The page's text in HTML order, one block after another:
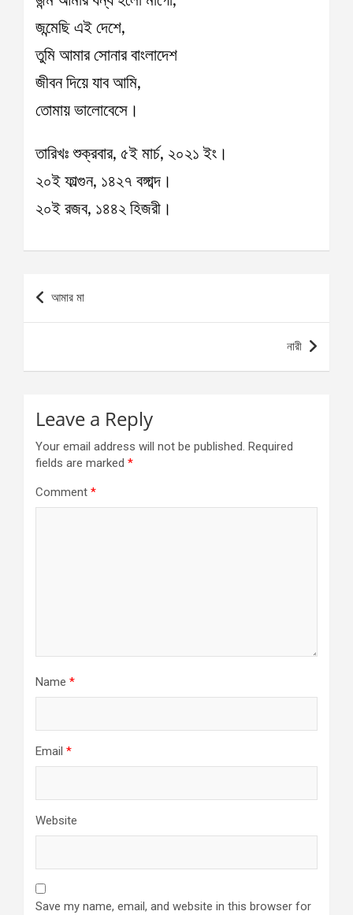
জন্মেছি এই দেশে,
তুমি আমার সোনার বাংলাদেশ
জীবন দিয়ে যাব আমি,
তোমায় ভালোবেসে।
তারিখঃ শুক্রবার, ৫ই মার্চ, ২০২১ ইং।
২০ই ফাল্গুন, ১৪২৭ বঙ্গাব্দ।
২০ই রজব, ১৪৪২ হিজরী।
Post
navigation
আমার মা
নারী
Leave a Reply
Your email address will not be published. Required
fields are marked *
Comment *
Name *
Email *
Website
Save my name, email, and website in this browser for